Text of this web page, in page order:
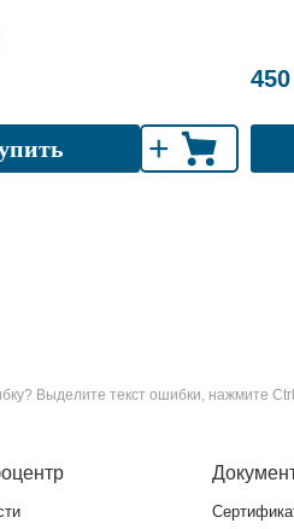
+
Выделите текст ошибки, нажмите